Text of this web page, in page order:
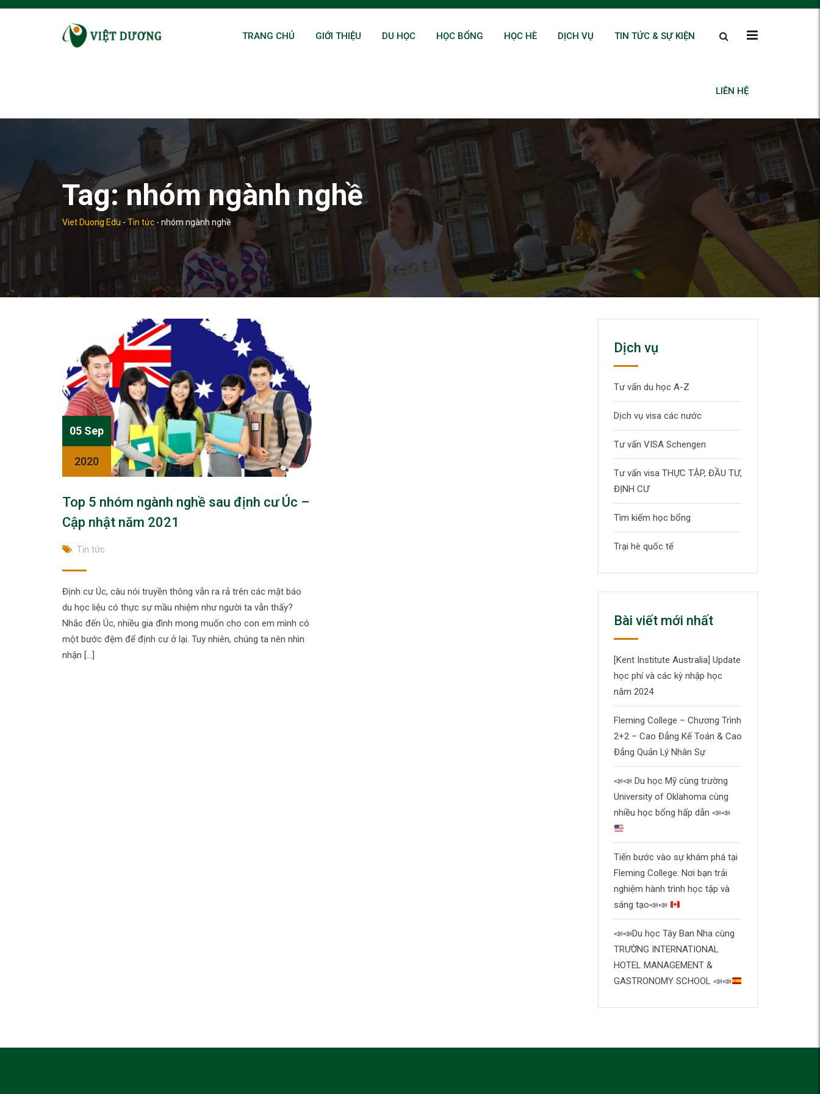
Skip
TRANG CHỦ GIỚI THIỆU DU HỌC HỌC BỔNG HỌC HÈ DỊCH VỤ TIN TỨC & SỰ KIỆN
LIÊN HỆ
Tag:nhóm ngành nghề
Viet Duong Edu - Tin tức - nhóm ngành nghề
05 Sep
2020
Top 5 nhóm ngành nghề sau định cư Úc –
Cập nhật năm 2021
Tin tức
Định cư Úc, câu nói truyền thông vẫn ra rả trên các mặt báo
du học liệu có thực sự mầu nhiệm như người ta vẫn thấy?
Nhắc đến Úc, nhiều gia đình mong muốn cho con em mình có
một bước đệm để định cư ở lại. Tuy nhiên, chúng ta nên nhìn
nhận […]
Dịch vụ
Tư vấn du học A-Z
Dịch vụ visa các nước
Tư vấn VISA Schengen
Tư vấn visa THỰC TẬP, ĐẦU TƯ,
ĐỊNH CƯ
Tìm kiếm học bổng
Trại hè quốc tế
Bài viết mới nhất
[Kent Institute Australia] Update
học phí và các kỳ nhập học
năm 2024
Fleming College – Chương Trình
2+2 – Cao Đẳng Kế Toán & Cao
Đẳng Quản Lý Nhân Sự
📣📣 Du học Mỹ cùng trường
University of Oklahoma cùng
nhiều học bổng hấp dẫn 📣📣
Tiến bước vào sự khám phá tại
Fleming College: Nơi bạn trải
nghiệm hành trình học tập và
sáng tạo📣📣
📣📣Du học Tây Ban Nha cùng
TRƯỜNG INTERNATIONAL
HOTEL MANAGEMENT &
GASTRONOMY SCHOOL 📣📣